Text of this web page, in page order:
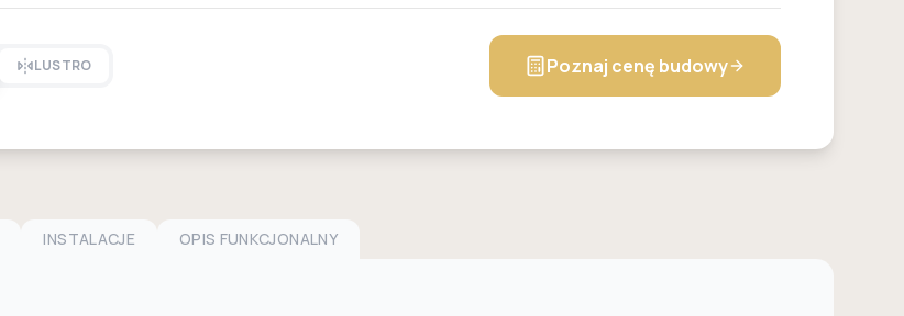
LUSTRO Poznaj cenę budowy
INSTALACJE OPIS FUNKCJONALNY